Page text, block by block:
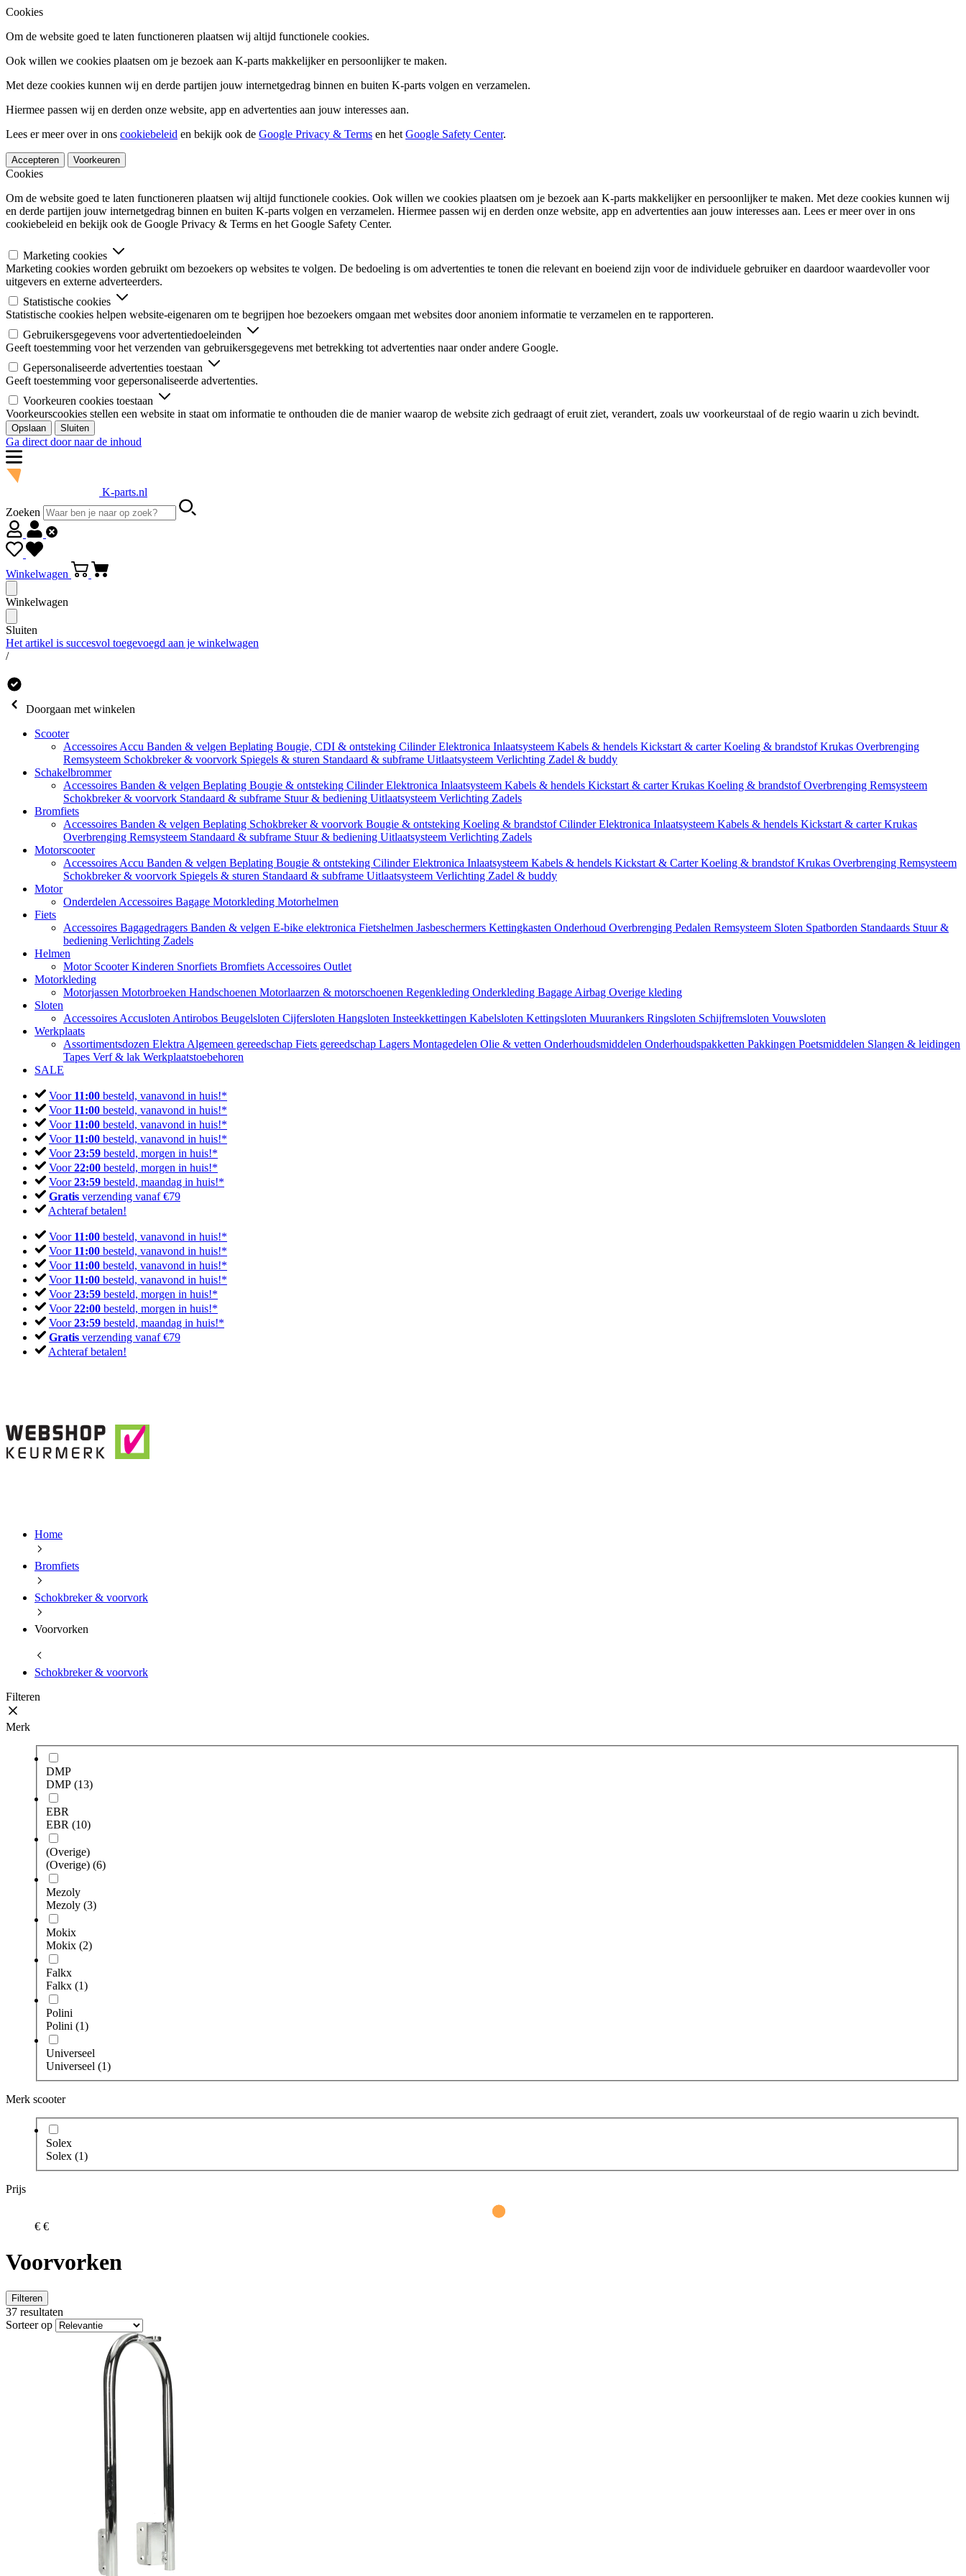
Cookies
Om de website goed te laten functioneren plaatsen wij altijd functionele cookies.
Ook willen we cookies plaatsen om je bezoek aan K-parts makkelijker en persoonlijker te maken.
Met deze cookies kunnen wij en derde partijen jouw internetgedrag binnen en buiten K-parts volgen en verzamelen.
Hiermee passen wij en derden onze website, app en advertenties aan jouw interesses aan.
Lees er meer over in ons cookiebeleid en bekijk ook de Google Privacy & Terms en het Google Safety Center.
Accepteren Voorkeuren
Cookies
Om de website goed te laten functioneren plaatsen wij altijd functionele cookies. Ook willen we cookies plaatsen om je bezoek aan K-parts makkelijker en persoonlijker te maken. Met deze cookies kunnen wij
en derde partijen jouw internetgedrag binnen en buiten K-parts volgen en verzamelen. Hiermee passen wij en derden onze website, app en advertenties aan jouw interesses aan. Lees er meer over in ons
cookiebeleid en bekijk ook de Google Privacy & Terms en het Google Safety Center.
Marketing cookies
Marketing cookies worden gebruikt om bezoekers op websites te volgen. De bedoeling is om advertenties te tonen die relevant en boeiend zijn voor de individuele gebruiker en daardoor waardevoller voor
uitgevers en externe adverteerders.
Statistische cookies
Statistische cookies helpen website-eigenaren om te begrijpen hoe bezoekers omgaan met websites door anoniem informatie te verzamelen en te rapporteren.
Gebruikersgegevens voor advertentiedoeleinden
Geeft toestemming voor het verzenden van gebruikersgegevens met betrekking tot advertenties naar onder andere Google.
Gepersonaliseerde advertenties toestaan
Geeft toestemming voor gepersonaliseerde advertenties.
Voorkeuren cookies toestaan
Voorkeurscookies stellen een website in staat om informatie te onthouden die de manier waarop de website zich gedraagt of eruit ziet, verandert, zoals uw voorkeurstaal of de regio waarin u zich bevindt.
Opslaan Sluiten
Ga direct door naar de inhoud
K-parts.nl
Zoeken
Winkelwagen
Winkelwagen
Sluiten
Het artikel is succesvol toegevoegd aan je winkelwagen
/
Doorgaan met winkelen
Scooter
Accessoires Accu Banden & velgen Beplating Bougie, CDI & ontsteking CilinderElektronica Inlaatsysteem Kabels & hendels Kickstart & carterKoeling & brandstofKrukas Overbrenging
Remsysteem Schokbreker & voorvork Spiegels & sturen Standaard & subframe Uitlaatsysteem Verlichting Zadel & buddy
Schakelbrommer
Accessoires Banden & velgen Beplating Bougie & ontsteking CilinderElektronica Inlaatsysteem Kabels & hendels Kickstart & carterKrukas Koeling & brandstofOverbrenging Remsysteem
Schokbreker & voorvork Standaard & subframe Stuur & bediening Uitlaatsysteem Verlichting Zadels
Bromfiets
Accessoires Banden & velgen Beplating Schokbreker & voorvork Bougie & ontsteking Koeling & brandstofCilinderElektronica Inlaatsysteem Kabels & hendels Kickstart & carterKrukas
Overbrenging Remsysteem Standaard & subframe Stuur & bediening Uitlaatsysteem Verlichting Zadels
Motorscooter
Accessoires Accu Banden & velgen Beplating Bougie & ontsteking CilinderElektronica Inlaatsysteem Kabels & hendels Kickstart & CarterKoeling & brandstofKrukas Overbrenging Remsysteem
Schokbreker & voorvork Spiegels & sturen Standaard & subframe Uitlaatsysteem Verlichting Zadel & buddy
Motor
Onderdelen Accessoires Bagage Motorkleding Motorhelmen
Fiets
Accessoires Bagagedragers Banden & velgen E-bike elektronica Fietshelmen Jasbeschermers Kettingkasten Onderhoud Overbrenging Pedalen Remsysteem Sloten Spatborden Standaards Stuur &
bediening Verlichting Zadels
Helmen
Motor ScooterKinderen Snorfiets Bromfiets Accessoires Outlet
Motorkleding
Motorjassen Motorbroeken Handschoenen Motorlaarzen & motorschoenen Regenkleding Onderkleding Bagage Airbag Overige kleding
Sloten
Accessoires Accusloten Antirobos Beugelsloten Cijfersloten Hangsloten Insteekkettingen Kabelsloten Kettingsloten Muurankers Ringsloten Schijfremsloten Vouwsloten
Werkplaats
Assortimentsdozen Elektra Algemeen gereedschap Fiets gereedschap Lagers Montagedelen Olie & vetten Onderhoudsmiddelen Onderhoudspakketten Pakkingen Poetsmiddelen Slangen & leidingen
Tapes Verf & lak Werkplaatstoebehoren
SALE
Voor 11:00 besteld, vanavond in huis!*
Voor 11:00 besteld, vanavond in huis!*
Voor 11:00 besteld, vanavond in huis!*
Voor 11:00 besteld, vanavond in huis!*
Voor23:59 besteld, morgen in huis!*
Voor22:00 besteld, morgen in huis!*
Voor23:59 besteld, maandag in huis!*
Gratis verzending vanaf €79
Achteraf betalen!
Voor 11:00 besteld, vanavond in huis!*
Voor 11:00 besteld, vanavond in huis!*
Voor 11:00 besteld, vanavond in huis!*
Voor 11:00 besteld, vanavond in huis!*
Voor23:59 besteld, morgen in huis!*
Voor22:00 besteld, morgen in huis!*
Voor23:59 besteld, maandag in huis!*
Gratis verzending vanaf €79
Achteraf betalen!
Home
Bromfiets
Schokbreker & voorvork
Voorvorken
Schokbreker & voorvork
Filteren
Merk
DMP
DMP (13)
EBR
EBR (10)
(Overige)
(Overige) (6)
Mezoly
Mezoly (3)
Mokix
Mokix (2)
Falkx
Falkx (1)
Polini
Polini (1)
Universeel
Universeel (1)
Merk scooter
Solex
Solex (1)
Prijs
€ €
Voorvorken
Filteren
37 resultaten
Sorteer op